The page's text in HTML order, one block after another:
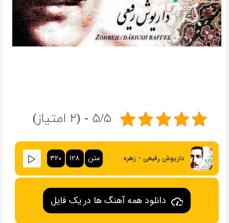
۵/۵ - (۲ امتیاز)
داریوش رفیعی - زهره متن ۱۲۸ ۳۲۰
دانلود همه آهنگ ها در یک فایل